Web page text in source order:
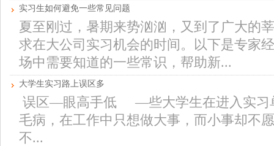
实习生如何避免一些常见问题
夏至刚过，暑期来势汹汹，又到了广大的
求在大公司实习机会的时间。以下是专家
场中需要知道的一些常识，帮助新...
大学生实习路上误区多
误区—眼高手低 —些大学生在进入实习
毛病，在工作中只想做大事，而小事却不
不...